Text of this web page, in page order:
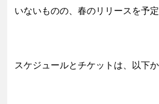
いないものの、春のリリースを予定
スケジュールとチケットは、以下